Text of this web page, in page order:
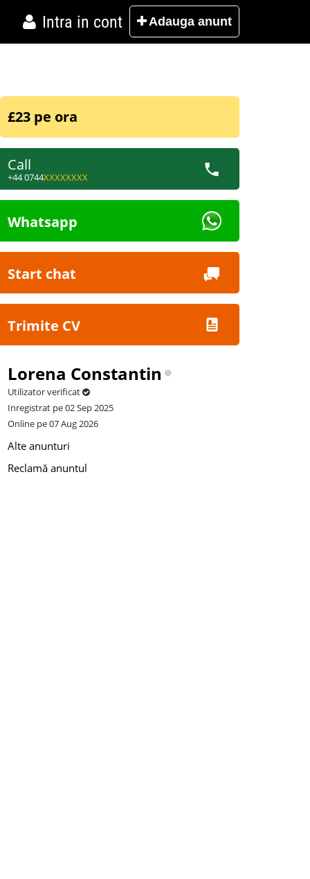
Intra in cont Adauga anunt
£23 pe ora
Call
+44 0744XXXXXXXX
Whatsapp
Start chat
Trimite CV
Lorena Constantin
Utilizator verificat
Inregistrat pe 02 Sep 2025
Online pe 07 Aug 2026
Alte anunturi
Reclamă anuntul